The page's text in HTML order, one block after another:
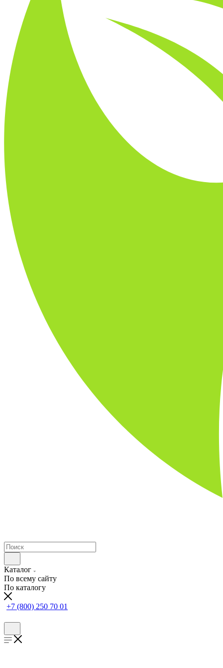
Каталог
По всему сайту
По каталогу
+7 (800) 250 70 01